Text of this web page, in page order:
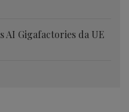
Gigafactories da UE